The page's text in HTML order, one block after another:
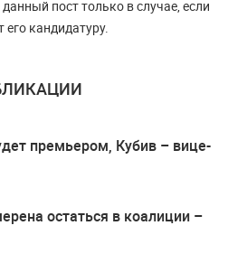
пост только в случае, если
кандидатуру.
премьером, Кубив – вице-
остаться в коалиции –